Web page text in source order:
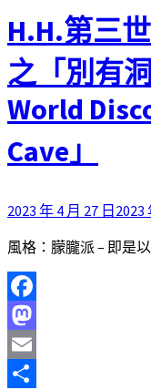
H.H.第三
之「別有
World
Cave」
2023 年 4 月 27 日 2023
風格：朦朧派 – 即是
Facebook
Mastodon
Email